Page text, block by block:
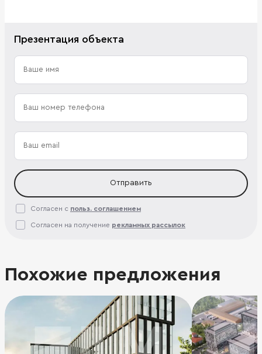
Презентация объекта
Отправить
Согласен с польз. соглашением
Согласен на получение рекламных рассылок
Похожие предложения